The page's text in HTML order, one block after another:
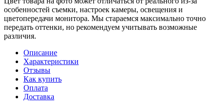
особенностей съемки, настроек камеры, освещения и
цветопередачи монитора. Мы стараемся максимально точно
передать оттенки, но рекомендуем учитывать возможные
различия.
Описание
Характеристики
Отзывы
Как купить
Оплата
Доставка